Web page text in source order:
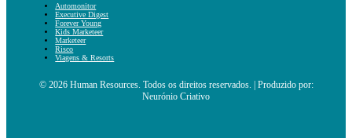
Automonitor
Executive Digest
Forever Young
Kids Marketeer
Marketeer
Risco
Viagens & Resorts
© 2026 Human Resources. Todos os direitos reservados. | Produzido por:
Neurónio Criativo